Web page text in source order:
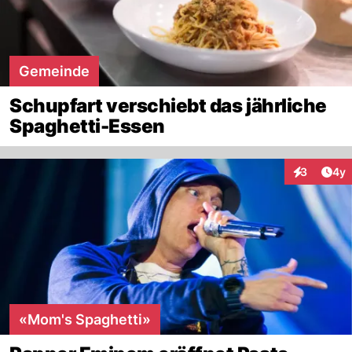
Gemeinde
Schupfart verschiebt das jährliche
Spaghetti-Essen
3 4y
«Mom's Spaghetti»